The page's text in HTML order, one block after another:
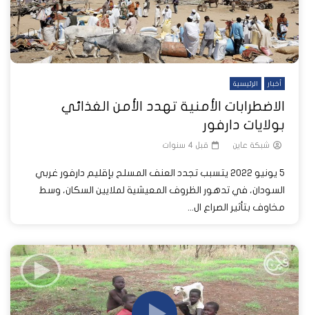
أخبار الرئيسية
الاضطرابات الأمنية تهدد الأمن الغذائي
بولايات دارفور
شبكة عاين قبل 4 سنوات
5 يونيو 2022 يتسبب تجدد العنف المسلح بإقليم دارفور غربي
السودان، في تدهور الظروف المعيشية لملايين السكان، وسط
مخاوف بتأثير الصراع ال...